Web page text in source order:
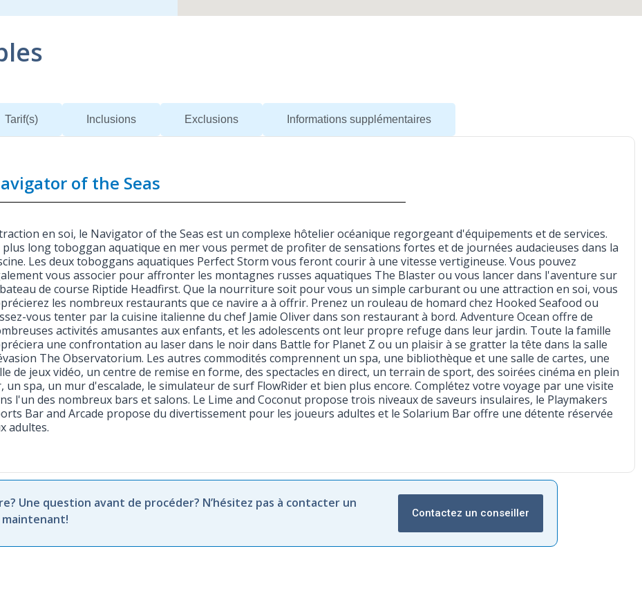
Tarif(s) Inclusions Exclusions Informations supplémentaires
of the Seas
en soi, le Navigator of the Seas est un complexe hôtelier océanique regorgeant d'équipements et de services.
plus long toboggan aquatique en mer vous permet de profiter de sensations fortes et de journées audacieuses dans la
Les deux toboggans aquatiques Perfect Storm vous feront courir à une vitesse vertigineuse. Vous pouvez
vous associer pour affronter les montagnes russes aquatiques The Blaster ou vous lancer dans l'aventure sur
de course Riptide Headfirst. Que la nourriture soit pour vous un simple carburant ou une attraction en soi, vous
les nombreux restaurants que ce navire a à offrir. Prenez un rouleau de homard chez Hooked Seafood ou
vous tenter par la cuisine italienne du chef Jamie Oliver dans son restaurant à bord. Adventure Ocean offre de
activités amusantes aux enfants, et les adolescents ont leur propre refuge dans leur jardin. Toute la famille
une confrontation au laser dans le noir dans Battle for Planet Z ou un plaisir à se gratter la tête dans la salle
The Observatorium. Les autres commodités comprennent un spa, une bibliothèque et une salle de cartes, une
de jeux vidéo, un centre de remise en forme, des spectacles en direct, un terrain de sport, des soirées cinéma en plein
un spa, un mur d'escalade, le simulateur de surf FlowRider et bien plus encore. Complétez votre voyage par une visite
l'un des nombreux bars et salons. Le Lime and Coconut propose trois niveaux de saveurs insulaires, le Playmakers
Bar and Arcade propose du divertissement pour les joueurs adultes et le Solarium Bar offre une détente réservée
adultes.
Une question avant de procéder? N’hésitez pas à contacter un
maintenant! Contactez un conseiller